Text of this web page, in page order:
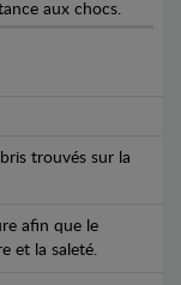
aux chocs.
trouvés sur la
afin que le
et la saleté.